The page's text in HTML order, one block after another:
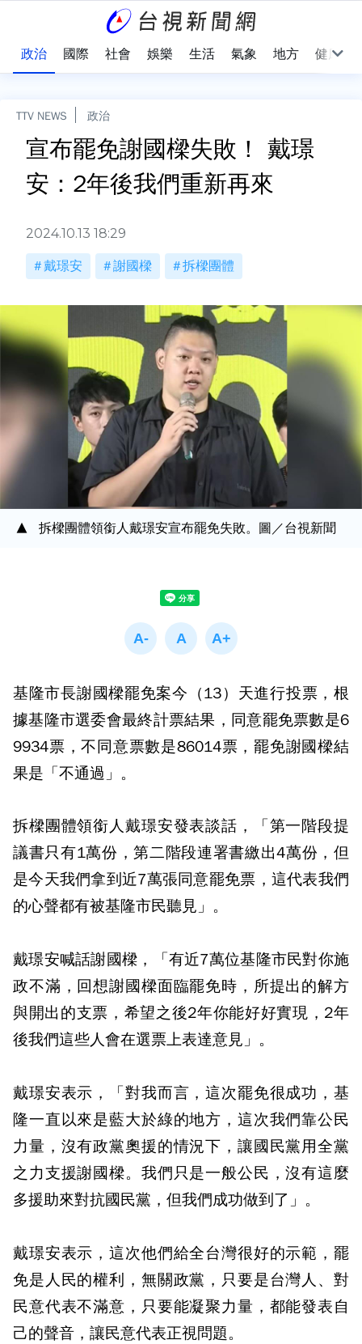
政治 國際 社會 娛樂 生活 氣象 地方 健康
TTV NEWS 政治
宣布罷免謝國樑失敗！ 戴璟
安：2年後我們重新再來
2024.10.13 18:29
戴璟安 謝國樑 拆樑團體
拆樑團體領銜人戴璟安宣布罷免失敗。圖／台視新聞
基隆市長謝國樑罷免案今（13）天進行投票，根
據基隆市選委會最終計票結果，同意罷免票數是6
9934票，不同意票數是86014票，罷免謝國樑結
果是「不通過」。
拆樑團體領銜人戴璟安發表談話，「第一階段提
議書只有1萬份，第二階段連署書繳出4萬份，但
是今天我們拿到近7萬張同意罷免票，這代表我們
的心聲都有被基隆市民聽見」。
戴璟安喊話謝國樑，「有近7萬位基隆市民對你施
政不滿，回想謝國樑面臨罷免時，所提出的解方
與開出的支票，希望之後2年你能好好實現，2年
後我們這些人會在選票上表達意見」。
戴璟安表示，「對我而言，這次罷免很成功，基
隆一直以來是藍大於綠的地方，這次我們靠公民
力量，沒有政黨奧援的情況下，讓國民黨用全黨
之力支援謝國樑。我們只是一般公民，沒有這麼
多援助來對抗國民黨，但我們成功做到了」。
戴璟安表示，這次他們給全台灣很好的示範，罷
免是人民的權利，無關政黨，只要是台灣人、對
民意代表不滿意，只要能凝聚力量，都能發表自
己的聲音，讓民意代表正視問題。